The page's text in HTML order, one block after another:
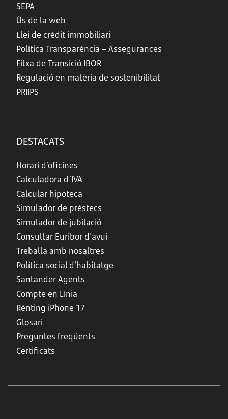
SEPA
Ús de la web
Llei de crèdit immobiliari
Política Transparència – Assegurances
Fitxa de Transició IBOR
Regulació en matèria de sostenibilitat
PRIIPS
DESTACATS
Horari d’oficines
Calculadora d´IVA
Calcular hipoteca
Simulador de préstecs
Simulador de jubilació
Consultar Euribor d'avui
Treballa amb nosaltres
Política social d’habitatge
Santander Agents
Compte en Línia
Rènting iPhone 17
Glosari
Preguntes freqüents
Certificats